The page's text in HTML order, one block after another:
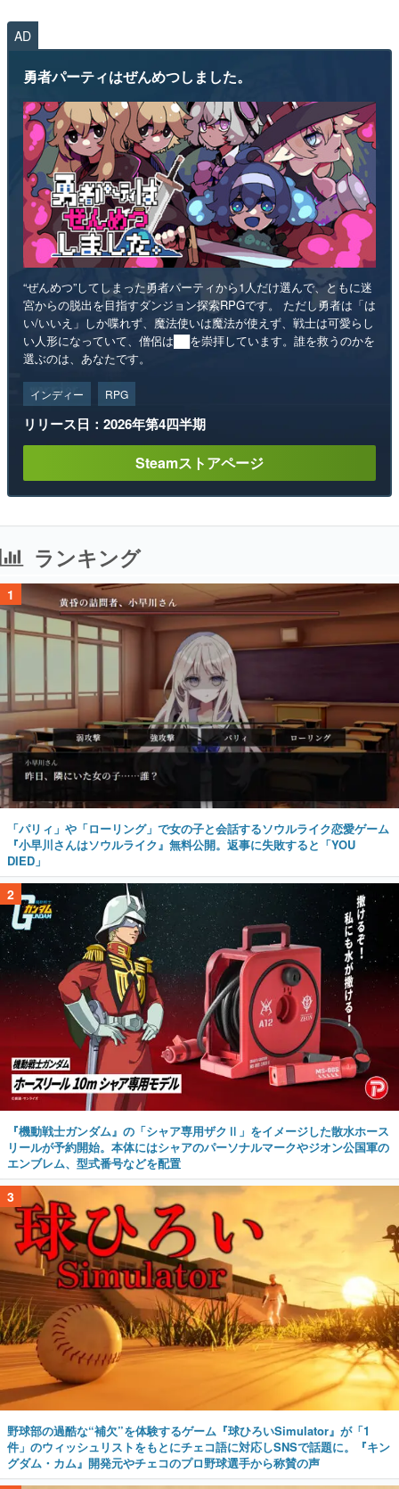
AD
勇者パーティはぜんめつしました。
“ぜんめつ”してしまった勇者パーティから1人だけ選んで、ともに迷
宮からの脱出を目指すダンジョン探索RPGです。 ただし勇者は「は
い/いいえ」しか喋れず、魔法使いは魔法が使えず、戦士は可愛らし
い人形になっていて、僧侶は██を崇拝しています。誰を救うのかを
選ぶのは、あなたです。
インディー RPG
リリース日：2026年第4四半期
Steamストアページ
ランキング
1
「パリィ」や「ローリング」で女の子と会話するソウルライク恋愛ゲーム
『小早川さんはソウルライク』無料公開。返事に失敗すると「YOU
DIED」
2
『機動戦士ガンダム』の「シャア専用ザクⅡ」をイメージした散水ホース
リールが予約開始。本体にはシャアのパーソナルマークやジオン公国軍の
エンブレム、型式番号などを配置
3
野球部の過酷な“補欠”を体験するゲーム『球ひろいSimulator』が「1
件」のウィッシュリストをもとにチェコ語に対応しSNSで話題に。『キン
グダム・カム』開発元やチェコのプロ野球選手から称賛の声